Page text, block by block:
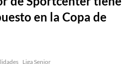
en la Copa de
Liga Senior